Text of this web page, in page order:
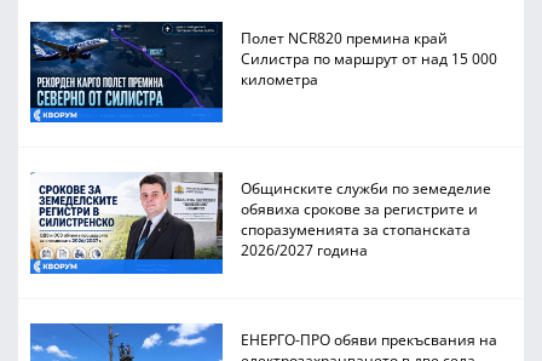
Полет NCR820 премина край
Силистра по маршрут от над 15 000
километра
Общинските служби по земеделие
обявиха срокове за регистрите и
споразуменията за стопанската
2026/2027 година
ЕНЕРГО-ПРО обяви прекъсвания на